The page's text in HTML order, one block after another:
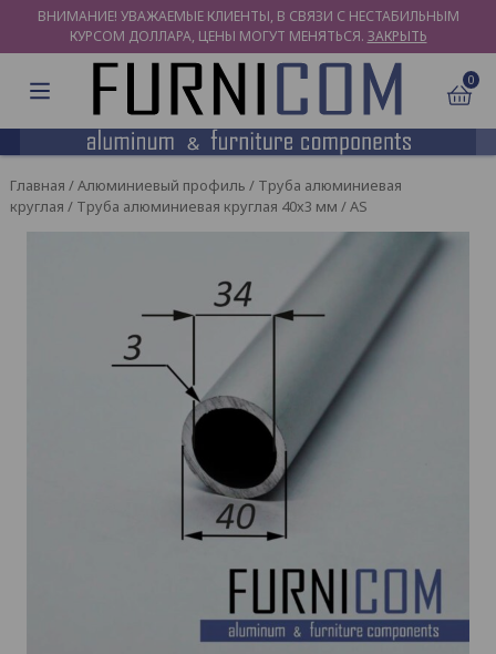
ВНИМАНИЕ! УВАЖАЕМЫЕ КЛИЕНТЫ, В СВЯЗИ С НЕСТАБИЛЬНЫМ
КУРСОМ ДОЛЛАРА, ЦЕНЫ МОГУТ МЕНЯТЬСЯ. ЗАКРЫТЬ
0
Главная /Алюминиевый профиль / Труба алюминиевая
круглая / Труба алюминиевая круглая 40х3 мм / AS